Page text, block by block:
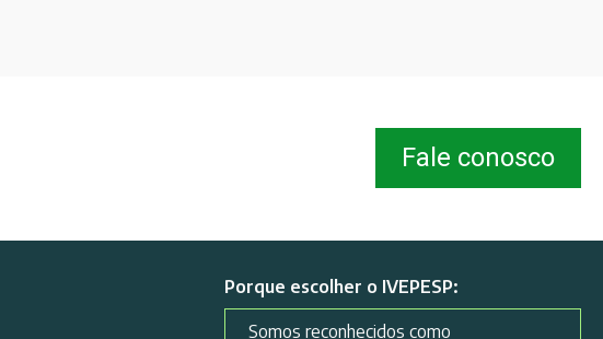
Fale conosco
Porque escolher o IVEPESP:
Somos reconhecidos como